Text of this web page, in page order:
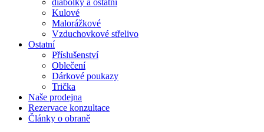
Kulové
Malorážkové
Vzduchovkové střelivo
Ostatní
Příslušenství
Oblečení
Dárkové poukazy
Trička
Naše prodejna
Rezervace konzultace
Články o obraně